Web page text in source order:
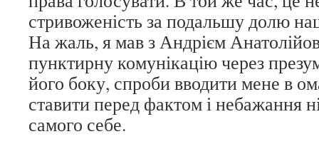
стривоженість за подальшу долю
На жаль, я мав з Андрієм
пунктирну комунікацію через
його боку, спроби вводити мене в
ставити перед фактом і небажання
самого себе.